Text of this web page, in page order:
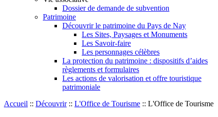
Dossier de demande de subvention
Patrimoine
Découvrir le patrimoine du Pays de Nay
Les Sites, Paysages et Monuments
Les Savoir-faire
Les personnages célèbres
La protection du patrimoine : dispositifs d’aides
règlements et formulaires
Les actions de valorisation et offre touristique
patrimoniale
Accueil :: Découvrir:: L'Office de Tourisme :: L'Office de Tourisme